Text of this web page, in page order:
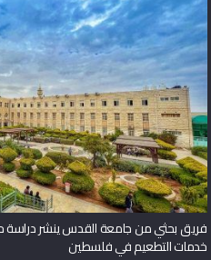
فريق بحثي من جامعة القدس ينشر دراسة
خدمات التطعيم في فلسطين